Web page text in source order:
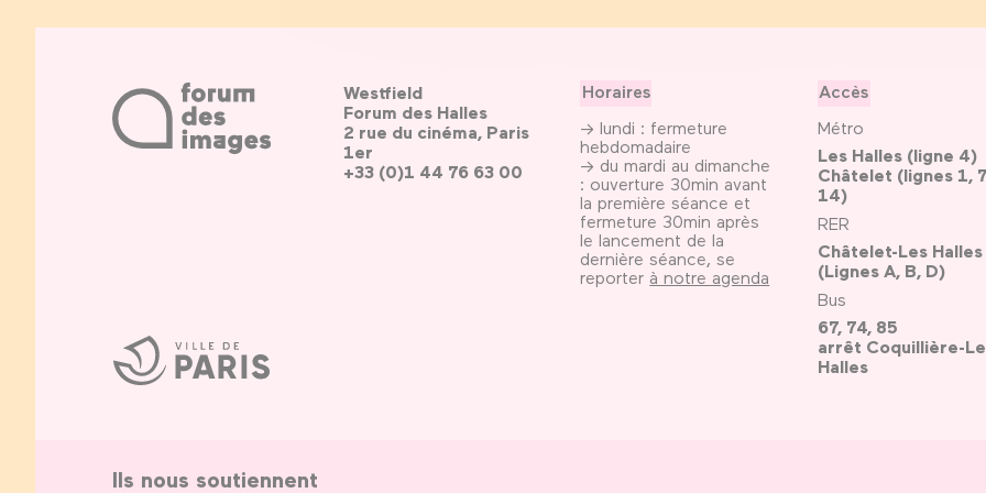
Ville
de
Paris
Westfield
Forum des Halles
2 rue du cinéma, Paris
1er
+33 (0)1 44 76 63 00
Horaires
→ lundi : fermeture
hebdomadaire
→ du mardi au dimanche
: ouverture 30min avant
la première séance et
fermeture 30min après
le lancement de la
dernière séance, se
reporter à notre agenda
Accès
Métro
Les Halles (ligne 4)
Châtelet (lignes 1,
14)
RER
Châtelet-Les Halles
(Lignes A, B, D)
Bus
67, 74, 85
arrêt Coquillière-
Halles
Ils nous soutiennent